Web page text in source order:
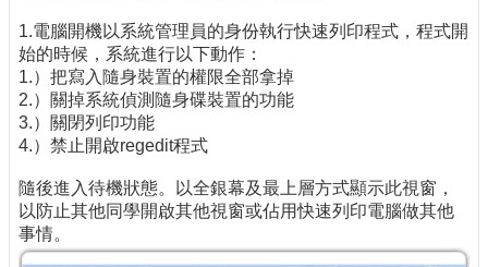
1.電腦開機以系統管理員的身份執行快速列印程式，程式開
始的時候，系統進行以下動作：
1.）把寫入隨身裝置的權限全部拿掉
2.）關掉系統偵測隨身碟裝置的功能
3.）關閉列印功能
4.）禁止開啟regedit程式
隨後進入待機狀態。以全銀幕及最上層方式顯示此視窗，
以防止其他同學開啟其他視窗或佔用快速列印電腦做其他
事情。